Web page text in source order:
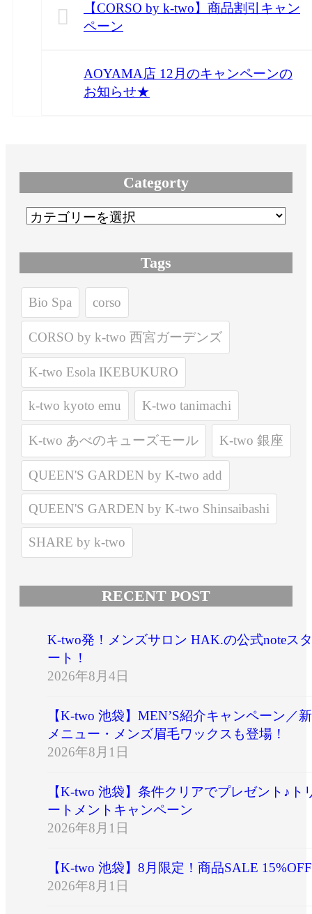
【CORSO by k-two】商品割引キャン
ペーン
AOYAMA店 12月のキャンペーンの
お知らせ★
Categorty
Tags
Bio Spa corso
CORSO by k-two 西宮ガーデンズ
K-two Esola IKEBUKURO
k-two kyoto emu K-two tanimachi
K-two あべのキューズモール K-two 銀座
QUEEN'S GARDEN by K-two add
QUEEN'S GARDEN by K-two Shinsaibashi
SHARE by k-two
RECENT POST
K-two発！メンズサロン HAK.の公式noteスタ
ート！
2026年8月4日
【K-two 池袋】MEN’S紹介キャンペーン／新
メニュー・メンズ眉毛ワックスも登場！
2026年8月1日
【K-two 池袋】条件クリアでプレゼント♪ト
ートメントキャンペーン
2026年8月1日
【K-two 池袋】8月限定！商品SALE 15%OFF
2026年8月1日